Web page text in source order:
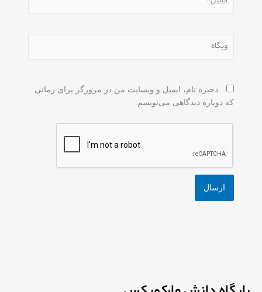
ذخیره نام، ایمیل و وبسایت من در مرورگر برای زمانی
که دوباره دیدگاهی می‌نویسم.